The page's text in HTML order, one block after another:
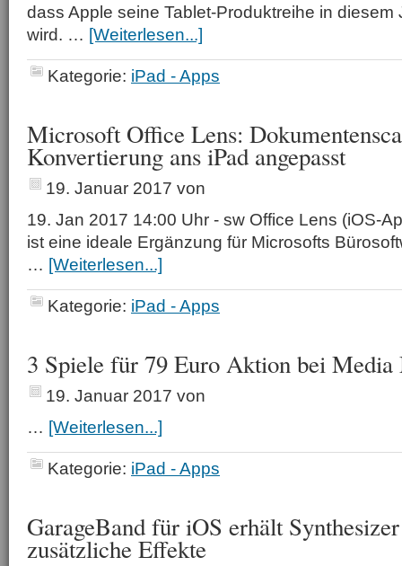
dass Apple seine Tablet-Produktreihe in diesem
wird. … [Weiterlesen...]
Kategorie: iPad - Apps
Microsoft Office Lens:
Konvertierung ans iPad angepasst
19. Januar 2017 von
19. Jan 2017 14:00 Uhr - sw Office Lens (iOS-
ist eine ideale Ergänzung für Microsofts
… [Weiterlesen...]
Kategorie: iPad - Apps
3 Spiele für 79 Euro Aktion bei
19. Januar 2017 von
… [Weiterlesen...]
Kategorie: iPad - Apps
GarageBand für iOS erhält
zusätzliche Effekte